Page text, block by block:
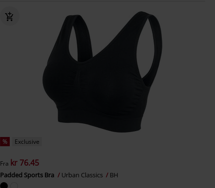
% Exclusive
Fra kr 76.45
Padded Sports Bra Urban Classics BH